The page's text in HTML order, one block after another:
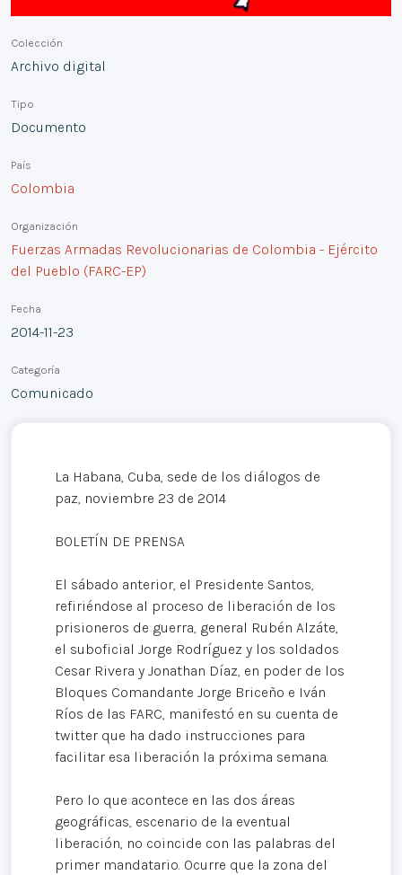
Colección
Archivo digital
Tipo
Documento
País
Colombia
Organización
Fuerzas Armadas Revolucionarias de Colombia - Ejército
del Pueblo (FARC-EP)
Fecha
2014-11-23
Categoría
Comunicado
La Habana, Cuba, sede de los diálogos de
paz, noviembre 23 de 2014
BOLETÍN DE PRENSA
El sábado anterior, el Presidente Santos,
refiriéndose al proceso de liberación de los
prisioneros de guerra, general Rubén Alzáte,
el suboficial Jorge Rodríguez y los soldados
Cesar Rivera y Jonathan Díaz, en poder de los
Bloques Comandante Jorge Briceño e Iván
Ríos de las FARC, manifestó en su cuenta de
twitter que ha dado instrucciones para
facilitar esa liberación la próxima semana.
Pero lo que acontece en las dos áreas
geográficas, escenario de la eventual
liberación, no coincide con las palabras del
primer mandatario. Ocurre que la zona del